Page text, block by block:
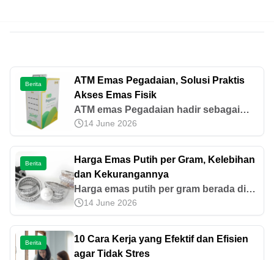
Berita
ATM Emas Pegadaian, Solusi Praktis
Akses Emas Fisik
ATM emas Pegadaian hadir sebagai
solusi praktis untuk mengambil emas
fisik secara cepat dan mudah. Pelajari
cara kerjanya di sini!
14 June 2026
Berita
Harga Emas Putih per Gram, Kelebihan
dan Kekurangannya
Harga emas putih per gram berada di
kisaran Rp936 ribu hingga Rp1,3 juta,
tergantung kadar karatnya. Cek
perkiraan harga lengkapnya di sini!
14 June 2026
Berita
10 Cara Kerja yang Efektif dan Efisien
agar Tidak Stres